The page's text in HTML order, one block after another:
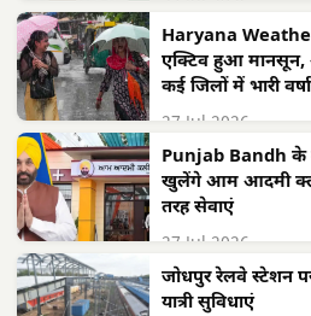
Haryana
एक्टिव हुआ मानसून,
कई जिलों में भारी
27 Jul 2026
Punjab Bandh के
खुलेंगे आम आदमी
तरह सेवाएं
27 Jul 2026
जोधपुर रेलवे स्टेशन
यात्री सुविधाएं